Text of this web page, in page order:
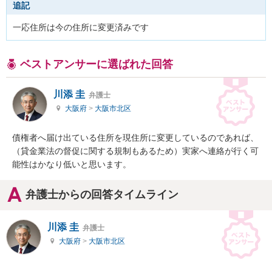
追記
一応住所は今の住所に変更済みです
ベストアンサーに選ばれた回答
川添 圭 弁護士
大阪府 > 大阪市北区
債権者へ届け出ている住所を現住所に変更しているのであれば、
（貸金業法の督促に関する規制もあるため）実家へ連絡が行く可
能性はかなり低いと思います。
弁護士からの回答タイムライン
川添 圭 弁護士
大阪府 > 大阪市北区